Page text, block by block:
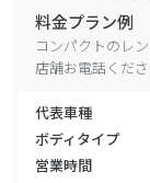
料金プラン例
コンパクトのレ
店舗お電話くださ
代表車種
ボディタイプ
営業時間